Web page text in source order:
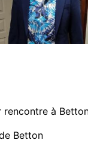
rencontre à
Betton